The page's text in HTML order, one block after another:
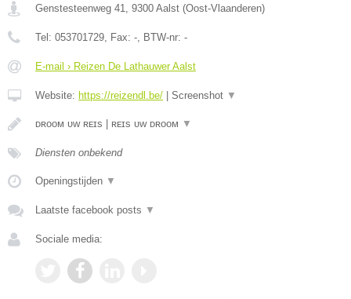
Genstesteenweg 41, 9300 Aalst (Oost-Vlaanderen)
Tel: 053701729, Fax: -, BTW-nr: -
E-mail › Reizen De Lathauwer Aalst
Website: https://reizendl.be/ Screenshot ▼
ᴅʀᴏᴏᴍ ᴜᴡ ʀᴇɪs | ʀᴇɪs ᴜᴡ ᴅʀᴏᴏᴍ ▼
Diensten onbekend
Openingstijden ▼
Laatste facebook posts ▼
Sociale media: